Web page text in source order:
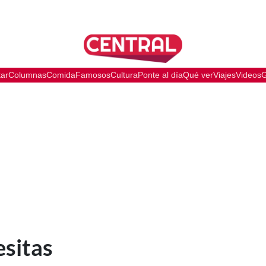
ColumnasComidaFamososCulturaPonte al díaQué verViajesVideos